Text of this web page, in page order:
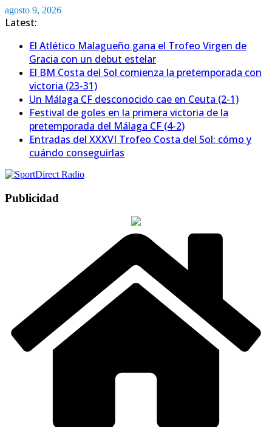
Saltar
al
agosto 9, 2026
Latest:
El Atlético Malagueño gana el Trofeo Virgen de
Gracia con un debut estelar
El BM Costa del Sol comienza la pretemporada con
victoria (23-31)
Un Málaga CF desconocido cae en Ceuta (2-1)
Festival de goles en la primera victoria de la
pretemporada del Málaga CF (4-2)
Entradas del XXXVI Trofeo Costa del Sol: cómo y
cuándo conseguirlas
Publicidad